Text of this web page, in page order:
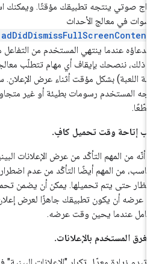
صوتي ينتجه تطبيقك مؤقتًا. ويمكنك
في معالج الأحداث
،
عندما ينتهي المستخدم من التفاعل مع
ذلك، ننصحك بإيقاف أي مهام تتطلّب معالجة
اللعبة) بشكل مؤقت أثناء عرض الإعلان.
المستخدم رسومات بطيئة أو غير متجاوبة
إتاحة وقت تحميل كافٍ.
أنّه من المهم التأكّد من عرض الإعلانات
من المهم أيضًا التأكّد من عدم اضطرار
حتى يتم تحميلها. يمكن أن يضمن تحميل
عرضه أن يكون تطبيقك جاهزًا لعرض إعلان
عندما يحين وقت عرضه.
تغرق المستخدم بالإعلانات.